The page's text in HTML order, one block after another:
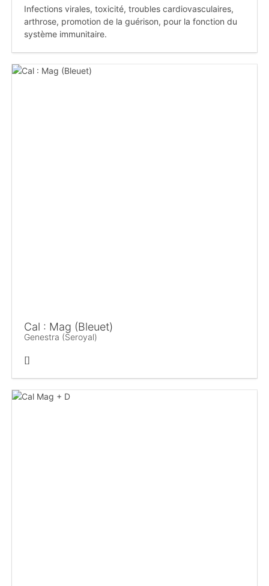
Infections virales, toxicité, troubles cardiovasculaires,
arthrose, promotion de la guérison, pour la fonction du
système immunitaire.
Cal : Mag (Bleuet)
Genestra (Seroyal)
[]